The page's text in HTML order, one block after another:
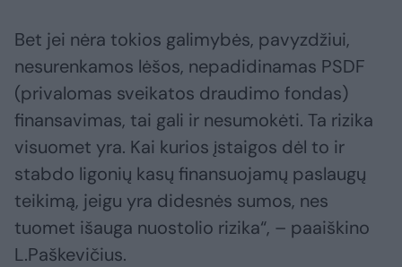
Bet jei nėra tokios galimybės, pavyzdžiui,
nesurenkamos lėšos, nepadidinamas PSDF
(privalomas sveikatos draudimo fondas)
finansavimas, tai gali ir nesumokėti. Ta rizika
visuomet yra. Kai kurios įstaigos dėl to ir
stabdo ligonių kasų finansuojamų paslaugų
teikimą, jeigu yra didesnės sumos, nes
tuomet išauga nuostolio rizika“, – paaiškino
L.Paškevičius.